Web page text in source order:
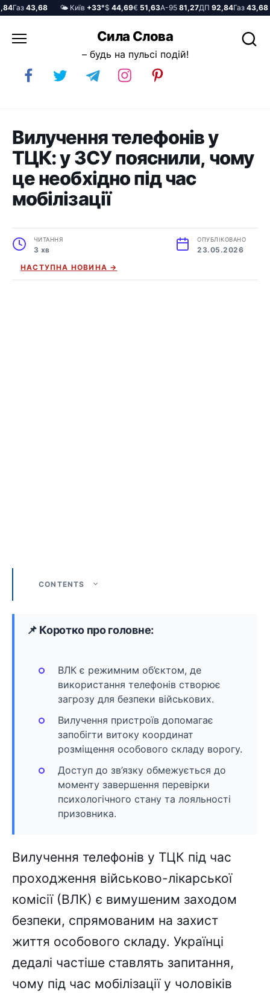
Газ43,68 🌤️ Київ+33°$44,69€51,63А-9581,27ДП92,84Газ43,68
до
Сила Слова
– будь на пульсі подій!
Вилучення телефонів у
ТЦК: у ЗСУ пояснили, чому
це необхідно під час
мобілізації
ЧИТАННЯ
3 хв
ОПУБЛІКОВАНО
23.05.2026
НАСТУПНА НОВИНА →
CONTENTS
📌 Коротко про головне:
ВЛК є режимним об’єктом, де
використання телефонів створює
загрозу для безпеки військових.
Вилучення пристроїв допомагає
запобігти витоку координат
розміщення особового складу ворогу.
Доступ до зв’язку обмежується до
моменту завершення перевірки
психологічного стану та лояльності
призовника.
Вилучення телефонів у ТЦК під час
проходження військово-лікарської
комісії (ВЛК) є вимушеним заходом
безпеки, спрямованим на захист
життя особового складу. Українці
дедалі частіше ставлять запитання,
чому під час мобілізації у чоловіків